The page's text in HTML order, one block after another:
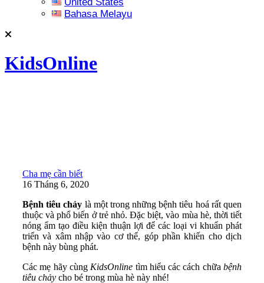
Bahasa Melayu
KidsOnline
Cha mẹ cần biết
16 Tháng 6, 2020
Bệnh tiêu chảy là một trong những bệnh tiêu hoá rất quen
thuộc và phổ biến ở trẻ nhỏ. Đặc biệt, vào mùa hè, thời tiết
nóng ẩm tạo điều kiện thuận lợi để các loại vi khuẩn phát
triển và xâm nhập vào cơ thể, góp phần khiến cho dịch
bệnh này bùng phát.
Các mẹ hãy cùng KidsOnline tìm hiểu các cách chữabệnh
tiêu chảy cho bé trong mùa hè này nhé!